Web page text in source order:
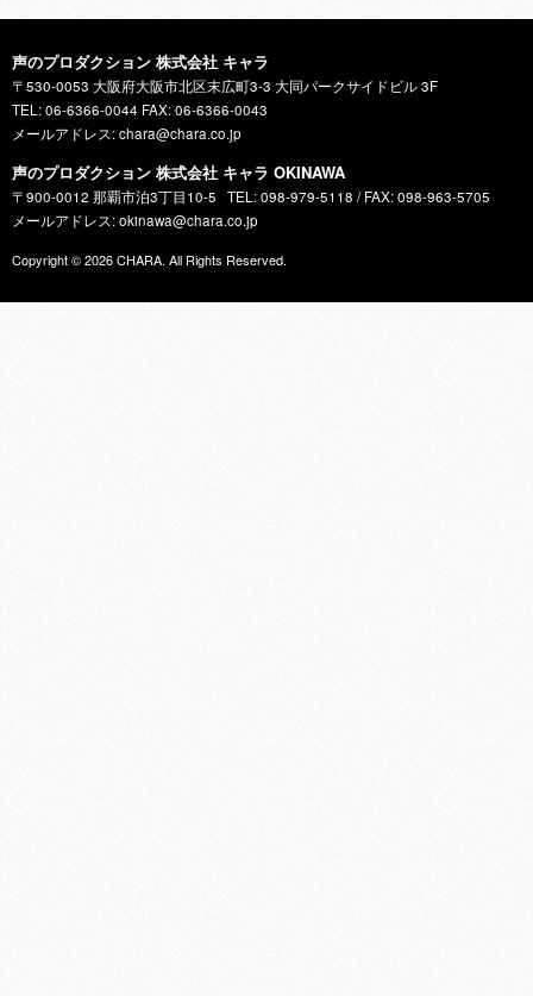
声のプロダクション 株式会社 キャラ
〒530-0053 大阪府大阪市北区末広町3-3 大同パークサイドビル 3F
TEL: 06-6366-0044 FAX: 06-6366-0043
メールアドレス: chara@chara.co.jp
声のプロダクション 株式会社 キャラ OKINAWA
〒900-0012 那覇市泊3丁目10-5
TEL: 098-979-5118 / FAX: 098-963-5705
メールアドレス: okinawa@chara.co.jp
Copyright © 2026CHARA. All Rights Reserved.